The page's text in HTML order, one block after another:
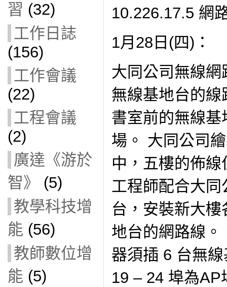
習 (32)
工作日誌
(156)
工作會議
(22)
工程會議
(2)
廣達《游於
智》
(5)
教學科技增
能 (56)
教師數位增
能 (5)
10.226.17.5 網
1月28日(四)：
大同公司無線
無線基地台的
書室前的無線
場。 大同公司
中，五樓的佈
工程師配合大
台，安裝新大
地台的網路線
器須插 6 台無
19 – 24 埠為